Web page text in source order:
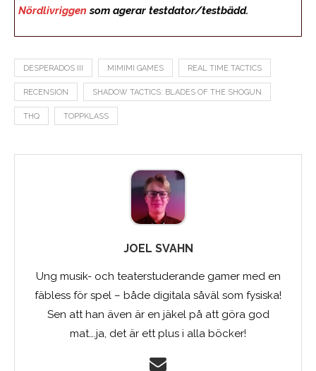
Nördlivriggen som agerar testdator/testbädd.
DESPERADOS III MIMIMI GAMES REAL TIME TACTICS
RECENSION SHADOW TACTICS: BLADES OF THE SHOGUN
THQ TOPPKLASS
JOEL SVAHN
Ung musik- och teaterstuderande gamer med en
fäbless för spel – både digitala såväl som fysiska!
Sen att han även är en jäkel på att göra god
mat….ja, det är ett plus i alla böcker!